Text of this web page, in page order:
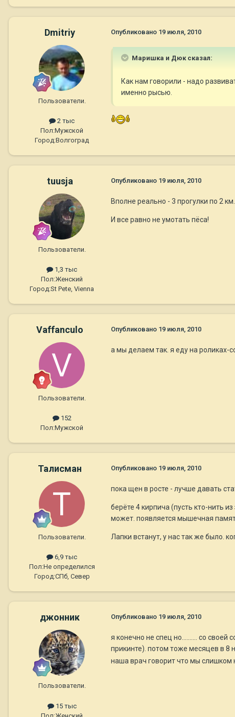
Dmitriy
Пользователи.
2 тыс
Пол:Мужской
Город:Волгоград
Опубликовано 19 июля, 2010
Маришка и Дюк сказал:
Как нам говорили - надо
именно рысью.
tuusja
Пользователи.
1,3 тыс
Пол:Женский
Город:St Pete, Vienna
Опубликовано 19 июля, 2010
Вполне реально - 3 прогулки по 2
И все равно не умотать пёса!
Vaffanculo
Пользователи.
152
Пол:Мужской
Опубликовано 19 июля, 2010
а мы делаем так. я еду на роликах-
Талисман
Пользователи.
6,9 тыс
Пол:Не определился
Город:СПб, Север
Опубликовано 19 июля, 2010
пока щен в росте - лучше давать
берёте 4 кирпича (пусть кто-нить
может. появляется мышечная
Лапки встанут, у нас так же было.
джонник
Пользователи.
15 тыс
Опубликовано 19 июля, 2010
я конечно не спец но.......... со
прикинте). потом тоже месяцев в 8
наша врач говорит что мы слишком